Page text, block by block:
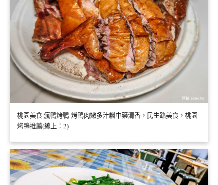
桃園美食|瘋鴨烤鴨-烤鴨肉嫩多汁飄中藥清香，民生路美食，桃園
烤鴨推薦(線上：2)